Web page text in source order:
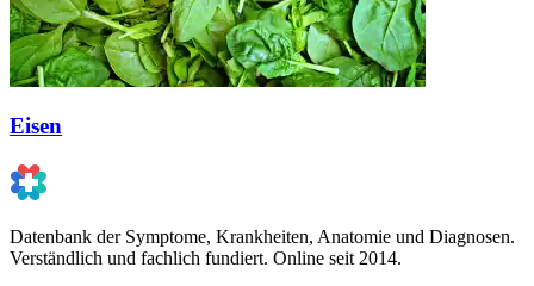
Eisen
Datenbank der Symptome, Krankheiten, Anatomie und Diagnosen.
Verständlich und fachlich fundiert. Online seit 2014.